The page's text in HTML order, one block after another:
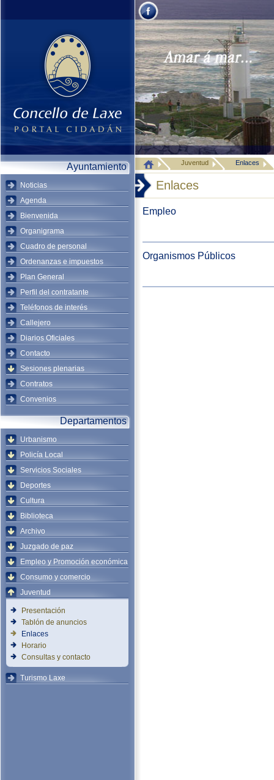
Ayuntamiento
Noticias
Agenda
Bienvenida
Organigrama
Cuadro de personal
Ordenanzas e impuestos
Plan General
Perfil del contratante
Teléfonos de interés
Callejero
Diarios Oficiales
Contacto
Sesiones plenarias
Contratos
Convenios
Departamentos
Urbanismo
Policía Local
Servicios Sociales
Deportes
Cultura
Biblioteca
Archivo
Juzgado de paz
Empleo y Promoción económica
Consumo y comercio
Juventud
Presentación
Tablón de anuncios
Enlaces
Horario
Consultas y contacto
Turismo Laxe
Juventud Enlaces
Enlaces
Empleo
Organismos Públicos